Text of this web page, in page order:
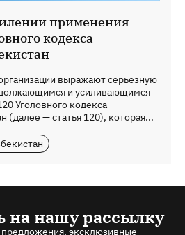
применения
кодекса
выражают серьезную
и усиливающимся
Уголовного кодекса
(далее — статья 120), которая...
на нашу рассылку
эксклюзивные